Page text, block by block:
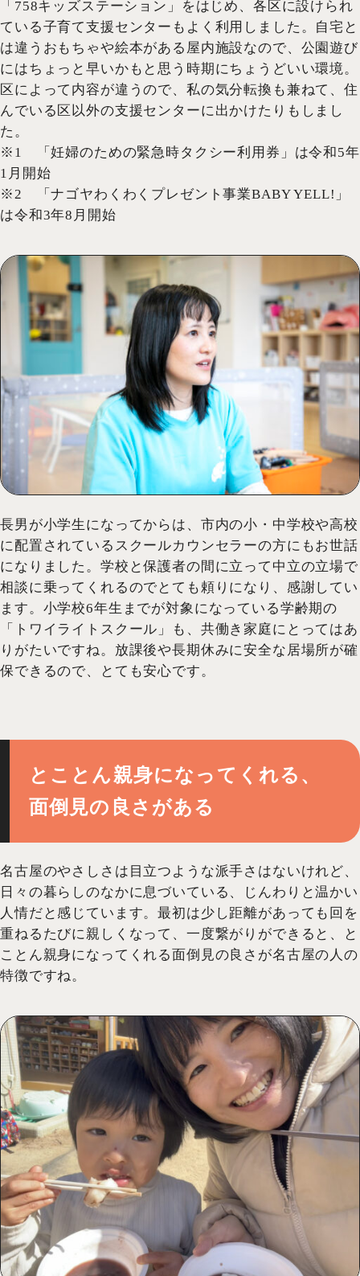
「758キッズステーション」をはじめ、各区に設けられ
ている子育て支援センターもよく利用しました。自宅と
は違うおもちゃや絵本がある屋内施設なので、公園遊び
にはちょっと早いかもと思う時期にちょうどいい環境。
区によって内容が違うので、私の気分転換も兼ねて、住
んでいる区以外の支援センターに出かけたりもしまし
た。
※1 「妊婦のための緊急時タクシー利用券」は令和5年
1月開始
※2 「ナゴヤわくわくプレゼント事業BABY YELL!」
は令和3年8月開始
長男が小学生になってからは、市内の小・中学校や高校
に配置されているスクールカウンセラーの方にもお世話
になりました。学校と保護者の間に立って中立の立場で
相談に乗ってくれるのでとても頼りになり、感謝してい
ます。小学校6年生までが対象になっている学齢期の
「トワイライトスクール」も、共働き家庭にとってはあ
りがたいですね。放課後や長期休みに安全な居場所が確
保できるので、とても安心です。
とことん親身になってくれる、
面倒見の良さがある
名古屋のやさしさは目立つような派手さはないけれど、
日々の暮らしのなかに息づいている、じんわりと温かい
人情だと感じています。最初は少し距離があっても回を
重ねるたびに親しくなって、一度繋がりができると、と
ことん親身になってくれる面倒見の良さが名古屋の人の
特徴ですね。